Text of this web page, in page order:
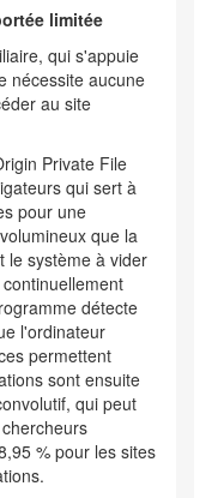
limitée
qui s'appuie
nécessite aucune
au site
Private File
qui sert à
pour une
que la
le système à vider
détecte
l'ordinateur
permettent
sont ensuite
qui peut
% pour les sites